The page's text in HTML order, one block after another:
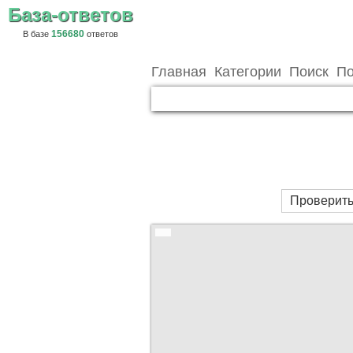
База-ответов
В базе 156680 ответов
Главная Категории Поиск